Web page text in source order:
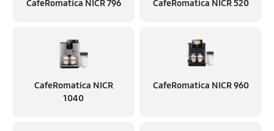
CafeRomatica NICR 796 CafeRomatica NICR 520
CafeRomatica NICR
1040
CafeRomatica NICR 960